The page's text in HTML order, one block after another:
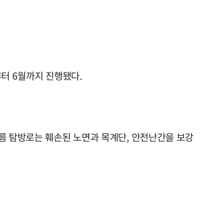
6월까지 진행됐다.
탐방로는 훼손된 노면과 목계단, 안전난간을 보강